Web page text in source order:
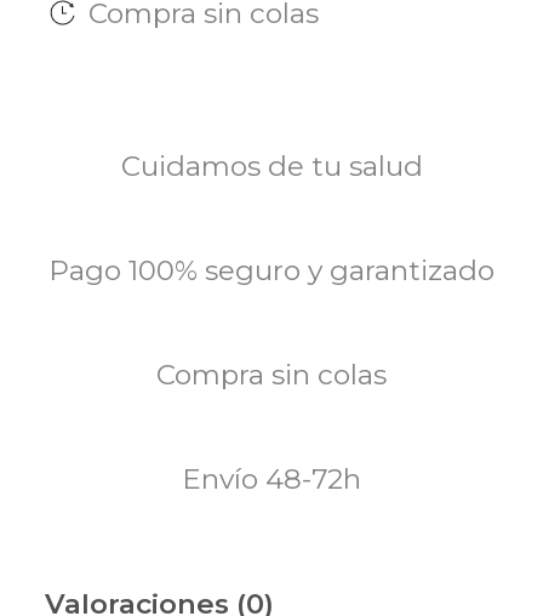
Compra sin colas
Cuidamos de tu salud
Pago 100% seguro y garantizado
Compra sin colas
Envío 48-72h
Valoraciones (0)